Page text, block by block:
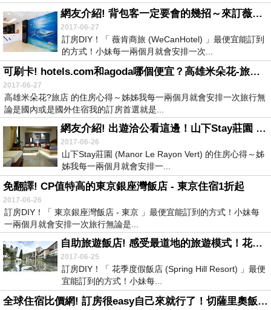
網友介紹! 背包客一定要會的幾招～來訂薇肯商旅 (WeCanHotel)住宿推薦
2017-06-27
訂房DIY！「 薇肯商旅 (WeCanHotel) 」最便宜能訂到
的方式！小妹每一兩個月就會安排一次...
可刷卡! hotels.com和agoda哪個便宜？高雄米朵花-旅店住宿心得
2017-06-27
高雄米朵花?旅店 的住房心得～姊姊我每一兩個月就會安排一次旅行無
論是國內或是國外住宿我的訂房首選就是...
網友介紹! 出遊洽公看這邊！山下Stay莊園 (Manor Le Rayon Vert)交通蠻方便
2017-06-26
山下Stay莊園 (Manor Le Rayon Vert) 的住房心得～姊
姊我每一兩個月就會安排一...
免翻譯! CP值特高的東京銀座灣飯店 - 東京住宿1折起
2017-06-26
訂房DIY！「 東京銀座灣飯店 - 東京 」最便宜能訂到的方式！小妹每
一兩個月就會安排一次旅行無論是...
自助旅遊飯店! 感受最道地的旅遊模式！花季度假飯店 (Spring Hill Resort)怎樣訂房最划算？
2017-06-25
訂房DIY！「 花季度假飯店 (Spring Hill Resort) 」最便
宜能訂到的方式！小妹每...
全球住宿比價網! 訂房很easy自己來就行了！切薩里奧飯店 - 拉普拉普旅遊首選